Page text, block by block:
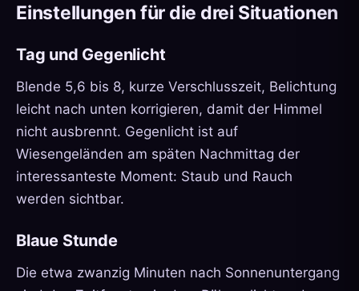
Einstellungen für die drei Situationen
Tag und Gegenlicht
Blende 5,6 bis 8, kurze Verschlusszeit, Belichtung
leicht nach unten korrigieren, damit der Himmel
nicht ausbrennt. Gegenlicht ist auf
Wiesengeländen am späten Nachmittag der
interessanteste Moment: Staub und Rauch
werden sichtbar.
Blaue Stunde
Die etwa zwanzig Minuten nach Sonnenuntergang